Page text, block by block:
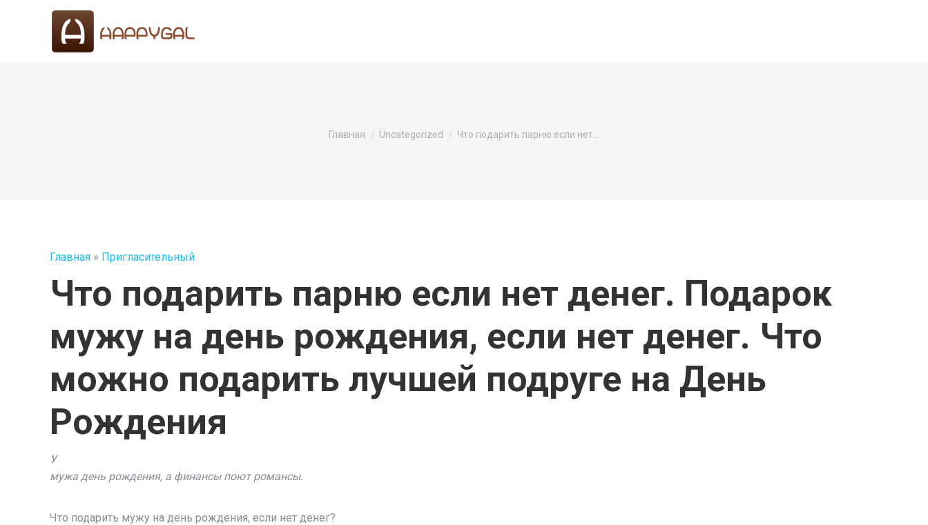
Вы здесь:
Главная Uncategorized Что подарить парню если нет…
Главная » Пригласительный
Что подарить парню если нет денег. Подарок
мужу на день рождения, если нет денег. Что
можно подарить лучшей подруге на День
Рождения
У
мужа день рождения, а финансы поют романсы.
Что подарить мужу на день рождения, если нет денег?